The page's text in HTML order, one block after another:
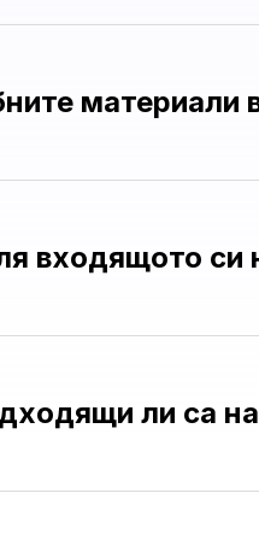
материали
входящото си
ли са